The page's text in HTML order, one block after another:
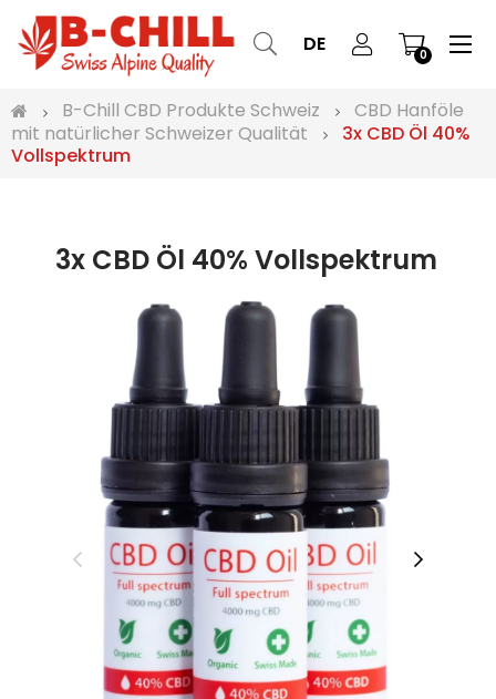
DE 0 ☰
B-Chill CBD Produkte Schweiz
CBD Hanföle
mit natürlicher Schweizer Qualität
3x CBD Öl 40%
Vollspektrum
3x CBD Öl 40% Vollspektrum